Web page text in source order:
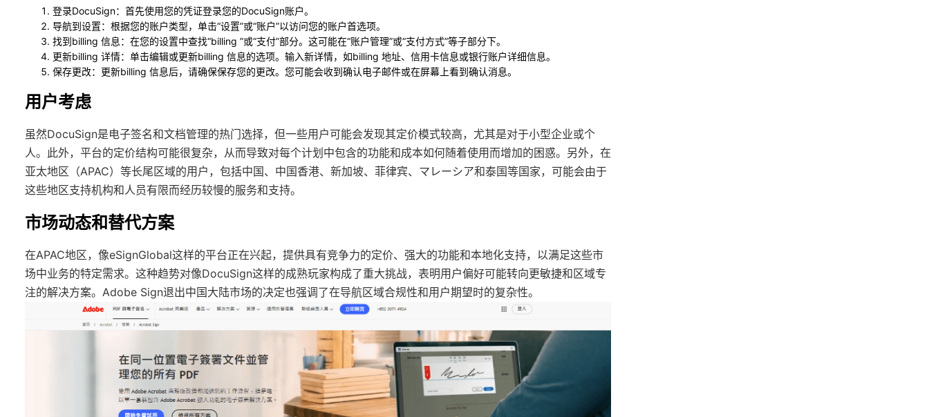
登录DocuSign：首先使用您的凭证登录您的DocuSign账户。
导航到设置：根据您的账户类型，单击“设置”或“账户”以访问您的账户首选项。
找到billing 信息：在您的设置中查找“billing ”或“支付”部分。这可能在“账户管理”或“支付方式”等子部分下。
更新billing 详情：单击编辑或更新billing 信息的选项。输入新详情，如billing 地址、信用卡信息或银行账户详细信息。
保存更改：更新billing 信息后，请确保保存您的更改。您可能会收到确认电子邮件或在屏幕上看到确认消息。
用户考虑
虽然DocuSign是电子签名和文档管理的热门选择，但一些用户可能会发现其定价模式较高，尤其是对于小型企业或个
人。此外，平台的定价结构可能很复杂，从而导致对每个计划中包含的功能和成本如何随着使用而增加的困惑。另外，在
亚太地区（APAC）等长尾区域的用户，包括中国、中国香港、新加坡、菲律宾、マレーシア和泰国等国家，可能会由于
这些地区支持机构和人员有限而经历较慢的服务和支持。
市场动态和替代方案
在APAC地区，像eSignGlobal这样的平台正在兴起，提供具有竞争力的定价、强大的功能和本地化支持，以满足这些市
场中业务的特定需求。这种趋势对像DocuSign这样的成熟玩家构成了重大挑战，表明用户偏好可能转向更敏捷和区域专
注的解决方案。Adobe Sign退出中国大陆市场的决定也强调了在导航区域合规性和用户期望时的复杂性。